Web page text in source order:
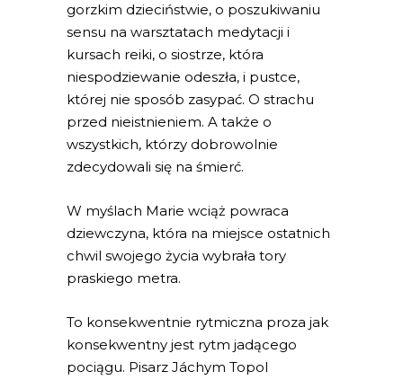
gorzkim dzieciństwie, o poszukiwaniu
sensu na warsztatach medytacji i
kursach reiki, o siostrze, która
niespodziewanie odeszła, i pustce,
której nie sposób zasypać. O strachu
przed nieistnieniem. A także o
wszystkich, którzy dobrowolnie
zdecydowali się na śmierć.
W myślach Marie wciąż powraca
dziewczyna, która na miejsce ostatnich
chwil swojego życia wybrała tory
praskiego metra.
To konsekwentnie rytmiczna proza jak
konsekwentny jest rytm jadącego
pociągu. Pisarz Jáchym Topol